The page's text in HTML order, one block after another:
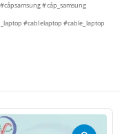
#cápsamsung#cáp_samsung
#cablelaptop#cable_laptop